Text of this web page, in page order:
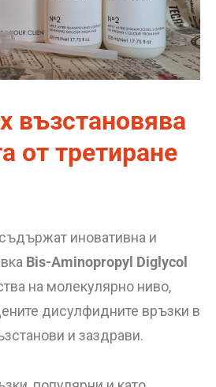
възстановява
от третиране
иновативна и
Bis-Aminopropyl Diglycol
на молекулярно ниво,
дисулфидните връзки в
и заздрави.